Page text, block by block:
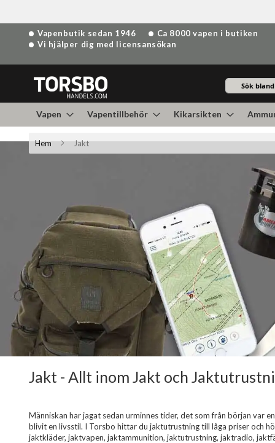
Hoppa
till
Vapenbutik sedan 1946
Ca 8000 vapen i butiken
Vi hjälper dig med licensansökan
Vapen Vapentillbehör Kikarsikten
Hem Jakt
Jakt - Allt inom Jakt och
Människan har jagat sedan urminnes tider, det som från början var
blivit en livsstil. I Torsbo hittar du jaktutrustning till låga priser och
jaktkläder, jaktvapen, jaktammunition, jaktutrustning, jaktradio,